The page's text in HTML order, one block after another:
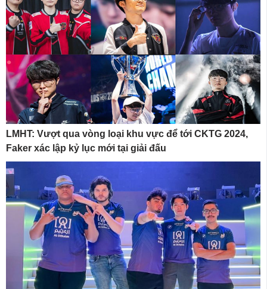
LMHT: Vượt qua vòng loại khu vực để tới CKTG 2024,
Faker xác lập kỷ lục mới tại giải đấu